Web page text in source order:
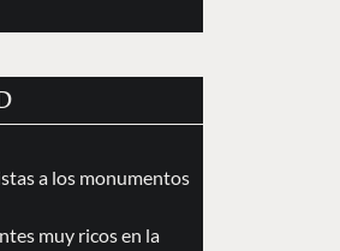
a los monumentos
muy ricos en la